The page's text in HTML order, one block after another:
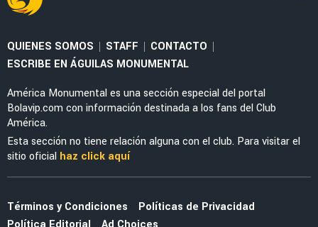
NOTICIAS
Israel Reyes reveló la enseñanza del Mundial:
"Aprendí a conocerme"